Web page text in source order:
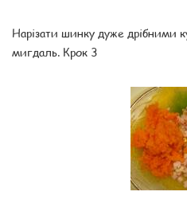
Нарізати шинку дуже дрібними
мигдаль. Крок 3